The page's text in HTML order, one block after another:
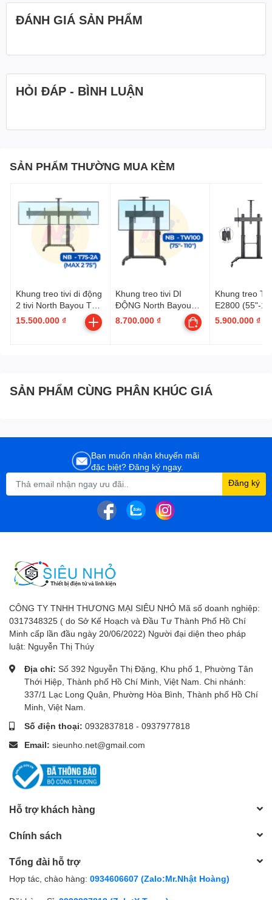
Thời gian làm việc: 8h-18h00 các
Nhật Cty nghỉ.
ĐÁNH GIÁ SẢN PHẨM
HỎI ĐÁP - BÌNH LUẬN
SẢN PHẨM THƯỜNG MUA KÈM
Khung treo tivi di động
2 tivi North Bayou T75-
2A ( Hàng Chính Hãng
| Có VAT | Đóng gói:
15.500.000 ₫
Khung treo tivi DI
ĐỘNG North Bayou
TW100 (75″-110″, Max
tải 136kg | Có Remote
8.700.000 ₫
Khung treo
E2800 (55"-
5.900.000 ₫
SẢN PHẨM CÙNG PHÂN KHÚC GIÁ
Bạn muốn nhận khuyến mãi
đặc biệt? Đăng ký ngay.
Đăng ký
CÔNG TY TNHH THƯƠNG MẠI SIÊU NHỎ Mã số doanh nghiệp:
0317348325 ( do Sở Kế Hoạch và Đầu Tư Thành Phố Hồ Chí
Minh cấp lần đầu ngày 20/06/2022) Người đại diện theo pháp
luật: Nguyễn Thị Thúy
Địa chỉ: Số 392 Nguyễn Thị Đặng, Khu phố 1, Phường Tân
Thới Hiệp, Thành phố Hồ Chí Minh, Việt Nam. Chi nhánh:
337/1 Lạc Long Quân, Phường Hòa Bình, Thành phố Hồ Chí
Minh, Việt Nam.
Số điện thoại: 0932837818 - 0937977818
Email: sieunho.net@gmail.com
Hỗ trợ khách hàng
Chính sách
Tổng đài hỗ trợ
Hợp tác, chào hàng: 0934606607 (Zalo:Mr.Nhật Hoàng)